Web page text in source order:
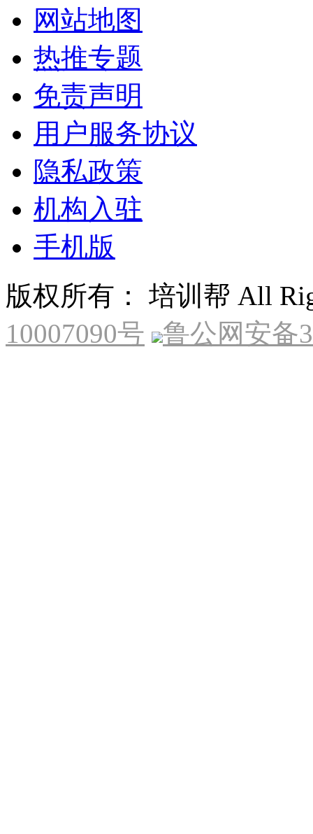
网站地图
热推专题
免责声明
用户服务协议
隐私政策
机构入驻
手机版
版权所有： 培训帮 All
10007090号
鲁公网安备